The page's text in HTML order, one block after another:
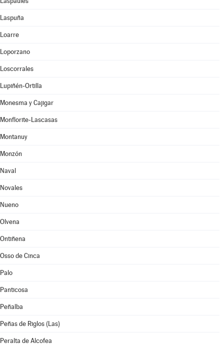
Laspuña
Loarre
Loporzano
Loscorrales
Lupiñén-Ortilla
Monesma y Cajigar
Monflorite-Lascasas
Montanuy
Monzón
Naval
Novales
Nueno
Olvena
Ontiñena
Osso de Cinca
Palo
Panticosa
Peñalba
Peñas de Riglos (Las)
Peralta de Alcofea